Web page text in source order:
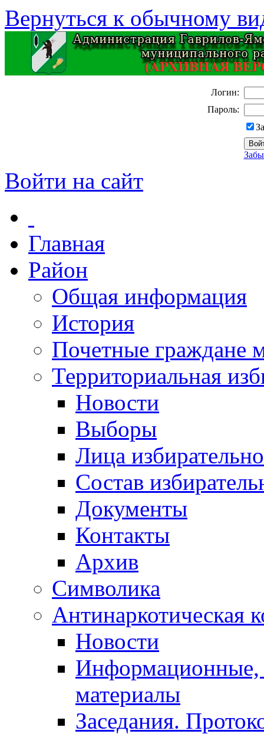
Вернуться к обычному
Логин:
Пароль:
Войти на сайт
Главная
Район
Общая информация
История
Почетные граждане
Территориальная
Новости
Выборы
Лица
Состав
Документы
Контакты
Архив
Символика
Антинаркотическая
Новости
Информационные,
материалы
Заседания.